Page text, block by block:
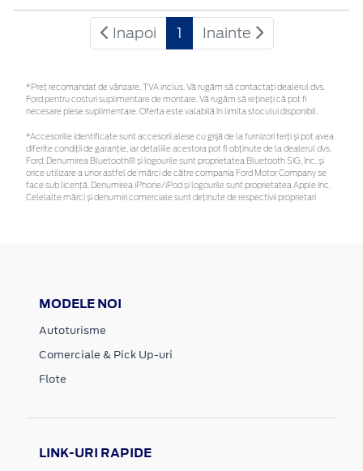
Inapoi 1 Inainte
*Preţ recomandat de vânzare, TVA inclus. Vă rugăm să contactaţi dealerul dvs.
Ford pentru costuri suplimentare de montare. Vă rugăm să rețineți că pot fi
necesare piese suplimentare. Oferta este valabilă în limita stocului disponibil.
*Accesoriile identificate sunt accesorii alese cu grijă de la furnizori terți și pot avea
diferite condiții de garanție, iar detaliile acestora pot fi obținute de la dealerul dvs.
Ford. Denumirea Bluetooth® și logourile sunt proprietatea Bluetooth SIG, Inc. și
orice utilizare a unor astfel de mărci de către compania Ford Motor Company se
face sub licență. Denumirea iPhone/iPod și logourile sunt proprietatea Apple Inc.
Celelalte mărci și denumiri comerciale sunt deținute de respectivii proprietari
MODELE NOI
Autoturisme
Comerciale & Pick Up-uri
Flote
LINK-URI RAPIDE